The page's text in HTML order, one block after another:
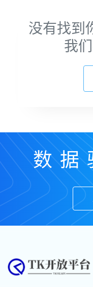
没有找到
我
数据